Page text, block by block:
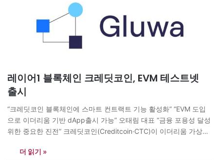
레이어1 블록체인 크레딧코인, EVM 테스트넷
출시
“크레딧코인 블록체인에 스마트 컨트랙트 기능 활성화” “EVM 도입
으로 이더리움 기반 dApp출시 가능” 오태림 대표 “금융 포용성 달성
위한 중요한 진전” 크레딧코인(Creditcoin·CTC)이 이더리움 가상머
지는 EVM 호환 메인넷을 출시한다는 계획이다. 최근 나이지리아
더 읽기 »